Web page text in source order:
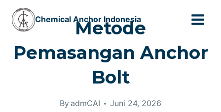
content
Chemical Anchor Indonesia
Metode
Pemasangan Anchor
Bolt
By admCAI Juni 24, 2026